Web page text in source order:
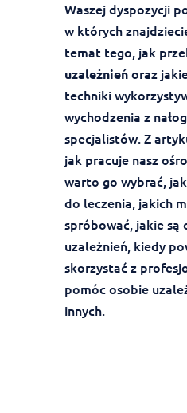
Waszej dyspozycji
w których
temat tego, jak
uzależnieńoraz
techniki
wychodzenia z
specjalistów. Z
jak pracuje nasz
warto go wybrać,
do leczenia, jakich
spróbować, jakie są
uzależnień, kiedy
skorzystać z
pomóc osobie
innych.